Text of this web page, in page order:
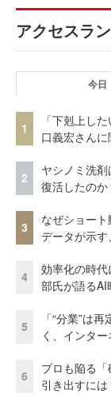
アクセスラ
今日
1
「下剋上し
口義宏さん
2
ヤシノミ洗
復活したのか
3
なぜショー
データが示
4
効率化の時
部氏が語る
5
「“分業”は
く、インタ
6
プロも陥る
引き出すに